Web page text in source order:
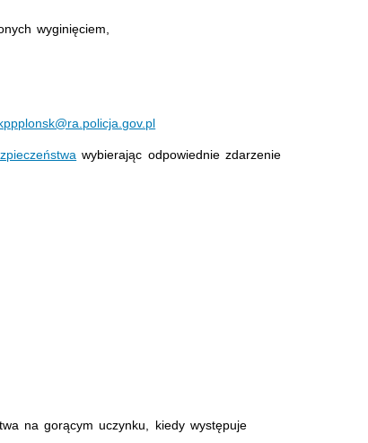
wyginięciem,
wybierając odpowiednie zdarzenie
na gorącym uczynku, kiedy występuje